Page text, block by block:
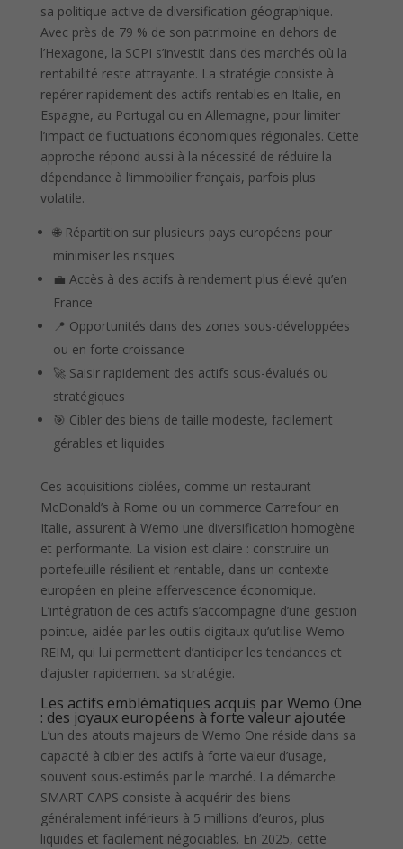
sa politique active de diversification géographique.
Avec près de 79 % de son patrimoine en dehors de
l’Hexagone, la SCPI s’investit dans des marchés où la
rentabilité reste attrayante. La stratégie consiste à
repérer rapidement des actifs rentables en Italie, en
Espagne, au Portugal ou en Allemagne, pour limiter
l’impact de fluctuations économiques régionales. Cette
approche répond aussi à la nécessité de réduire la
dépendance à l’immobilier français, parfois plus
volatile.
🌐 Répartition sur plusieurs pays européens pour
minimiser les risques
💼 Accès à des actifs à rendement plus élevé qu’en
France
📍 Opportunités dans des zones sous-développées
ou en forte croissance
🚀 Saisir rapidement des actifs sous-évalués ou
stratégiques
🎯 Cibler des biens de taille modeste, facilement
gérables et liquides
Ces acquisitions ciblées, comme un restaurant
McDonald’s à Rome ou un commerce Carrefour en
Italie, assurent à Wemo une diversification homogène
et performante. La vision est claire : construire un
portefeuille résilient et rentable, dans un contexte
européen en pleine effervescence économique.
L’intégration de ces actifs s’accompagne d’une gestion
pointue, aidée par les outils digitaux qu’utilise Wemo
REIM, qui lui permettent d’anticiper les tendances et
d’ajuster rapidement sa stratégie.
Les actifs emblématiques acquis par Wemo One
: des joyaux européens à forte valeur ajoutée
L’un des atouts majeurs de Wemo One réside dans sa
capacité à cibler des actifs à forte valeur d’usage,
souvent sous-estimés par le marché. La démarche
SMART CAPS consiste à acquérir des biens
généralement inférieurs à 5 millions d’euros, plus
liquides et facilement négociables. En 2025, cette